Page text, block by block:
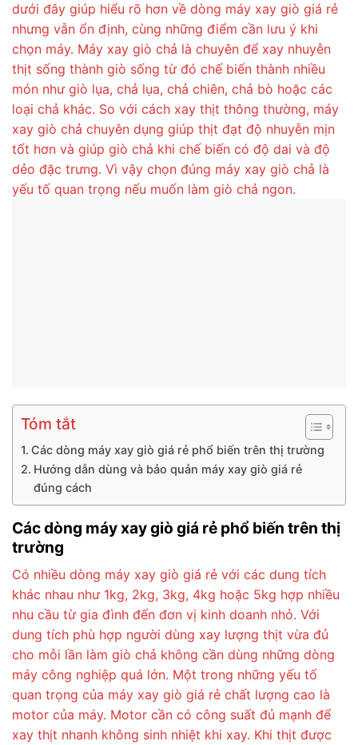
dưới đây giúp hiểu rõ hơn về dòng máy xay giò giá rẻ
nhưng vẫn ổn định, cùng những điểm cần lưu ý khi
chọn máy. Máy xay giò chả là chuyên để xay nhuyễn
thịt sống thành giò sống từ đó chế biến thành nhiều
món như giò lụa, chả lụa, chả chiên, chả bò hoặc các
loại chả khác. So với cách xay thịt thông thường, máy
xay giò chả chuyên dụng giúp thịt đạt độ nhuyễn mịn
tốt hơn và giúp giò chả khi chế biến có độ dai và độ
dẻo đặc trưng. Vì vậy chọn đúng máy xay giò chả là
yếu tố quan trọng nếu muốn làm giò chả ngon.
Tóm tắt
Các dòng máy xay giò giá rẻ phổ biến trên thị trường
Hướng dẫn dùng và bảo quản máy xay giò giá rẻ
đúng cách
Các dòng máy xay giò giá rẻ phổ biến trên thị
trường
Có nhiều dòng máy xay giò giá rẻ với các dung tích
khác nhau như 1kg, 2kg, 3kg, 4kg hoặc 5kg hợp nhiều
nhu cầu từ gia đình đến đơn vị kinh doanh nhỏ. Với
dung tích phù hợp người dùng xay lượng thịt vừa đủ
cho mỗi lần làm giò chả không cần dùng những dòng
máy công nghiệp quá lớn. Một trong những yếu tố
quan trọng của máy xay giò giá rẻ chất lượng cao là
motor của máy. Motor cần có công suất đủ mạnh để
xay thịt nhanh không sinh nhiệt khi xay. Khi thịt được